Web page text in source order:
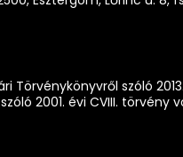
szóló
2001. évi CVIII. törvény